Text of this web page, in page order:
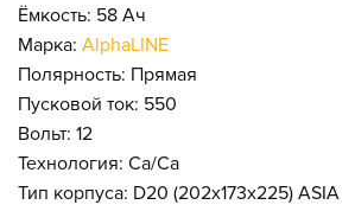
Ёмкость: 58 Ач
Марка: AlphaLINE
Полярность: Прямая
Пусковой ток: 550
Вольт: 12
Технология: Ca/Ca
Тип корпуса: D20 (202x173x225) ASIA